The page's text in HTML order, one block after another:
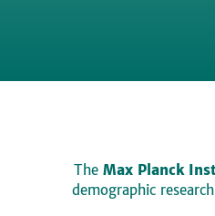
The Max Planck
demographic